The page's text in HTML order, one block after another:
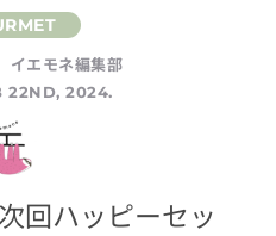
イエモネ編集部
22ND, 2024.
回ハッピーセッ